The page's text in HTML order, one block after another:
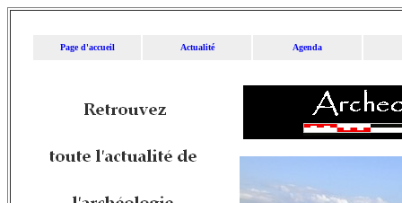
Page d'accueil Actualité Agenda